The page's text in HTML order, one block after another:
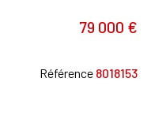
79 000 €
Référence 8018153